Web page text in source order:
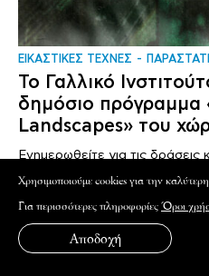
ΕΙΚΑΣΤΙΚΕΣ ΤΕΧΝΕΣ
Το Γαλλικό
δημόσιο πρόγραμμα
Landscapes» του
Ενημερωθείτε για τις δράσεις
Xρησιμοποιούμε cookies για την
Για περισσότερες πληροφορίεςΌροι
Αποδοχή